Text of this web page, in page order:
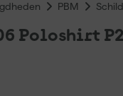
PBM
Poloshirt